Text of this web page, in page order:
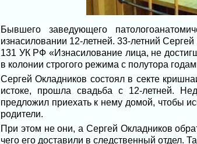
Бывшего заведующего
изнасиловании 12-летней. 33-летний
131 УК РФ «Изнасилование лица, не
в колонии строгого режима с полутора
Сергей Окладников состоял в секте
истоке, прошла свадьба с 12-летней.
предложил приехать к нему домой, чтобы
родители.
При этом не они, а Сергей Окладников
чего его доставили в следственный отдел.